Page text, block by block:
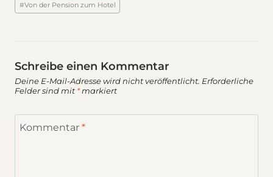
#Von der Pension zum Hotel
Schreibe einen Kommentar
Deine E-Mail-Adresse wird nicht veröffentlicht. Erforderliche
Felder sind mit *markiert
Kommentar *